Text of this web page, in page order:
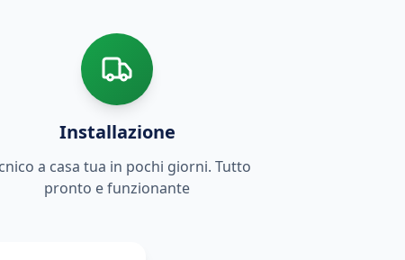
Installazione
a casa tua in pochi giorni. Tutto
pronto e funzionante